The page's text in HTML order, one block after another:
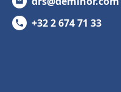
+32 2 674 71 33